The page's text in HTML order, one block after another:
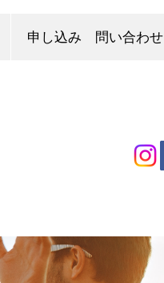
申し込み 問い合わせ